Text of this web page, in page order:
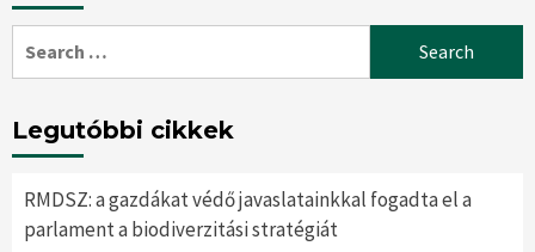
for:
Legutóbbi cikkek
RMDSZ: a gazdákat védő javaslatainkkal fogadta el a
parlament a biodiverzitási stratégiát